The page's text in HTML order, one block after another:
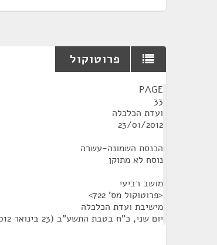
פרוטוקול
PAGE
33
ועדת הכלכלה
23/01/2012
הכנסת השמונה-עשרה
נוסח לא מתוקן
מושב רביעי
<פרוטוקול מס' 722>
מישיבת ועדת הכלכלה
יום שני, כ"ח בטבת התשע"ב (23 בינואר 2012), שעה 10:00